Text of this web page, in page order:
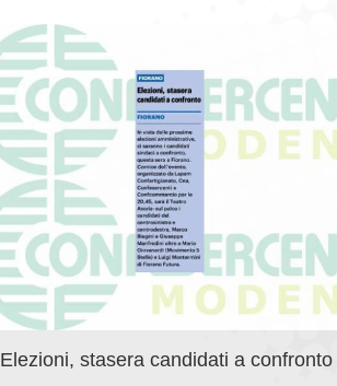
Elezioni, stasera candidati a confronto